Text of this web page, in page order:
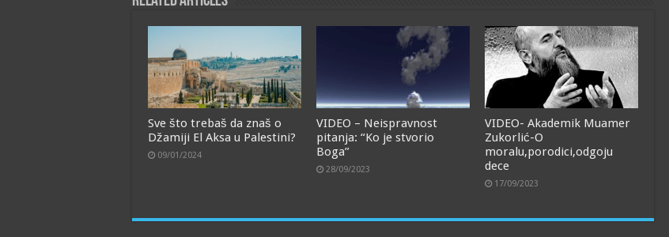
Sve što trebaš da znaš o
Džamiji El Aksa u Palestini?
09/01/2024
VIDEO – Neispravnost
pitanja: “Ko je stvorio
Boga”
28/09/2023
VIDEO- Akademik Muamer
Zukorlić-O
moralu,porodici,odgoju
dece
17/09/2023